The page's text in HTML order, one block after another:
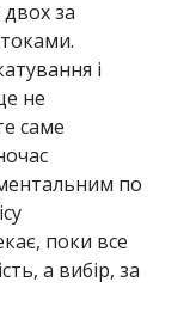
за
і
не
саме
по
поки все
а вибір, за